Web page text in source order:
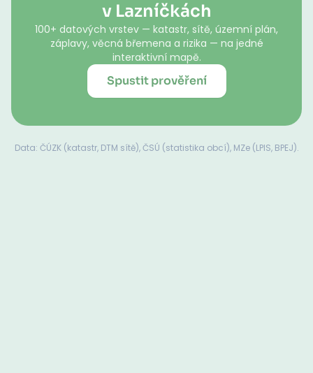
v Lazníčkách
100+ datových vrstev — katastr, sítě, územní plán,
záplavy, věcná břemena a rizika — na jedné
interaktivní mapě.
Spustit prověření
Data: ČÚZK (katastr, DTM sítě), ČSÚ (statistika obcí), MZe (LPIS, BPEJ).